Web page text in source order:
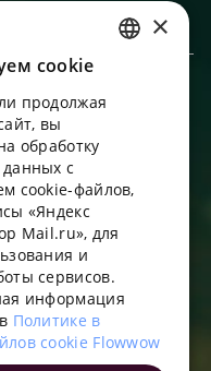
области информационных
по размещению
товаров.
в реестр
машин и
«ФЛАУВАУ»
Муниципальный округ
ENGLISH
UKRAINIAN
PORTUGUESE
FRENCH
TURKISH
×
сookie
продолжая
вы
обработку
с
cookie-файлов,
«Яндекс
Mail.ru», для
и
сервисов.
информация
Политике в
cookie Flowwow